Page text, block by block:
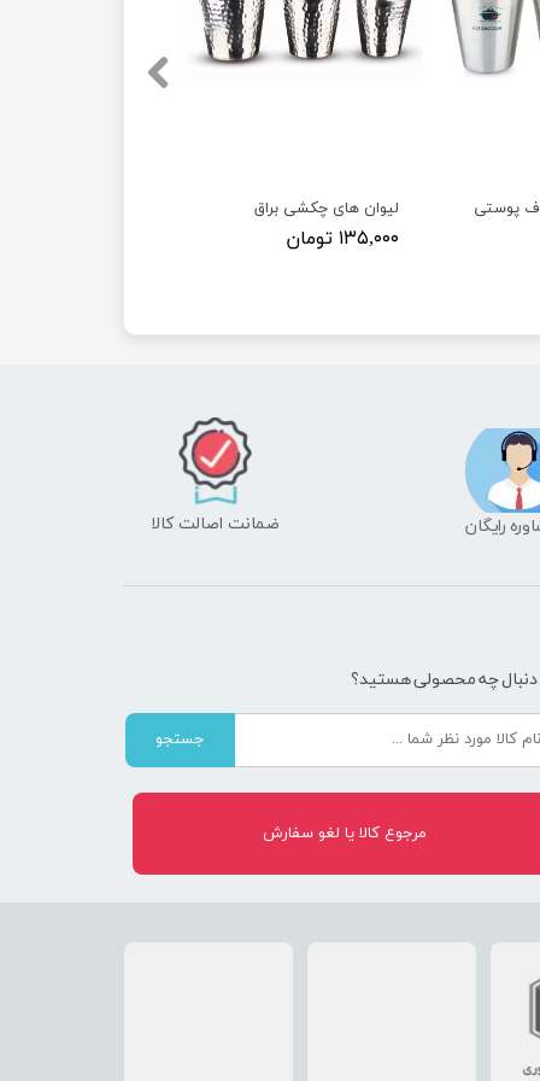
لیوان های چکشی براق
۱۳۵,۰۰۰ تومان
پوستی
رایگان ضمانت اصالت کالا
دنبال چه محصولی هستید؟
جستجو
مرجوع کالا یا لغو سفارش